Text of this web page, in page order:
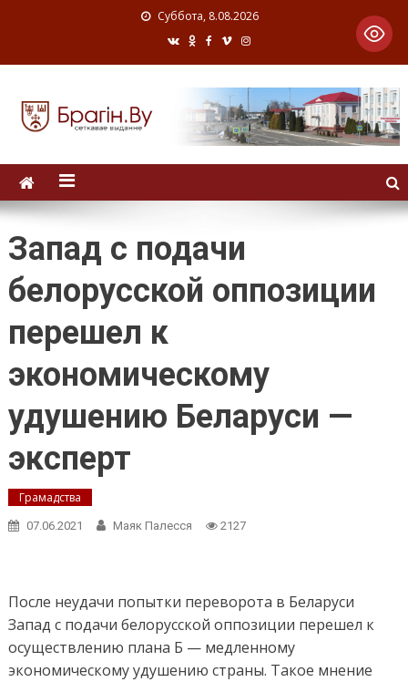
Суббота, 8.08.2026
Запад с подачи
белорусской оппозиции
перешел к
экономическому
удушению Беларуси —
эксперт
Грамадства
07.06.2021 Маяк Палесся 2127
После неудачи попытки переворота в Беларуси
Запад с подачи белорусской оппозиции перешел к
осуществлению плана Б — медленному
экономическому удушению страны. Такое мнение